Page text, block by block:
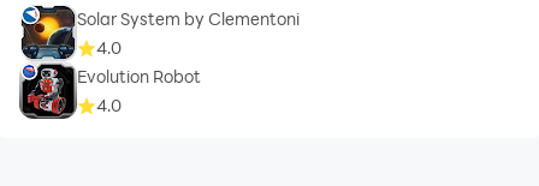
Solar System by Clementoni
4.0
Evolution Robot
4.0